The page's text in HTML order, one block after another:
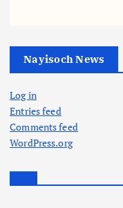
Nayisoch News
Log in
Entries feed
Comments feed
WordPress.org
एक्टिव
:
की
हाई
लेवल
काला
बाजा
गेम्स